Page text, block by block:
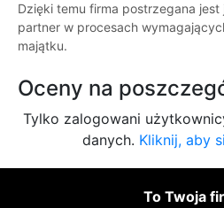
Dzięki temu firma postrzegana
partner w procesach
majątku.
Oceny na
Tylko zalogowani
danych. Kliknij, aby
To Twoja